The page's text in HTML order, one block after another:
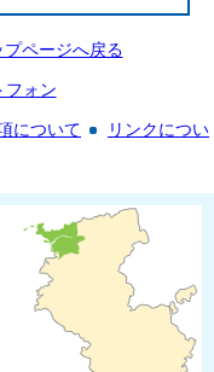
プページへ戻る
フォン
について
リンクについ